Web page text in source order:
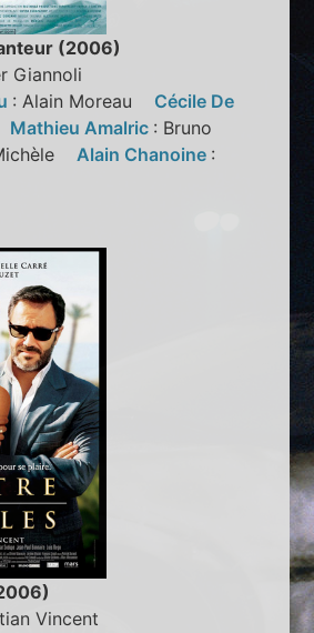
(2006)
Giannoli
: Alain Moreau Cécile De
Mathieu Amalric : Bruno
Alain Chanoine :
Vincent